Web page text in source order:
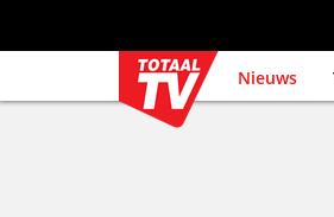
Nieuws